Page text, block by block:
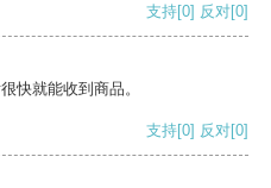
支持[0] 反对[0]
快就能收到商品。
支持[0] 反对[0]